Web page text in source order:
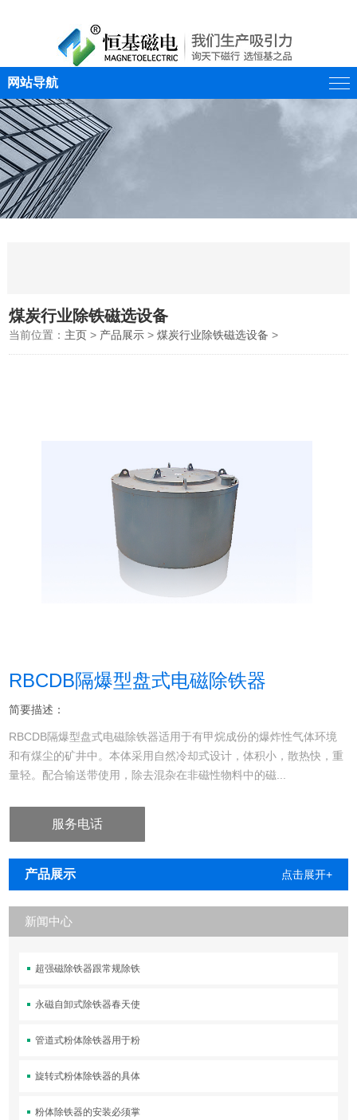
网站导航
煤炭行业除铁磁选设备
当前位置： 主页 > 产品展示 >煤炭行业除铁磁选设备 >
RBCDB隔爆型盘式电磁除铁器
简要描述：
RBCDB隔爆型盘式电磁除铁器适用于有甲烷成份的爆炸性气体环境
和有煤尘的矿井中。本体采用自然冷却式设计，体积小，散热快，重
量轻。配合输送带使用，除去混杂在非磁性物料中的磁...
服务电话
产品展示 点击展开+
新闻中心
超强磁除铁器跟常规除铁
永磁自卸式除铁器春天使
管道式粉体除铁器用于粉
旋转式粉体除铁器的具体
粉体除铁器的安装必须掌